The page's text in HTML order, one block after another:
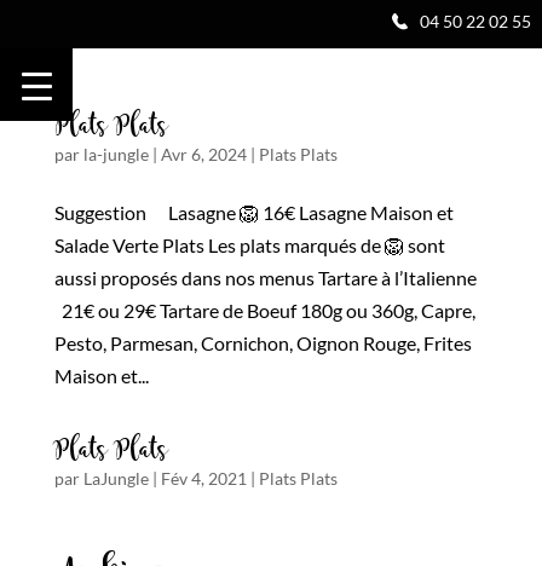
04 50 22 02 55
Plats Plats
par la-jungle| Avr 6, 2024| Plats Plats
Suggestion Lasagne 🦁 16€ Lasagne Maison et
Salade Verte Plats Les plats marqués de 🦁 sont
aussi proposés dans nos menus Tartare à l’Italienne
21€ ou 29€ Tartare de Boeuf 180g ou 360g, Capre,
Pesto, Parmesan, Cornichon, Oignon Rouge, Frites
Maison et...
Plats Plats
par LaJungle| Fév 4, 2021 | Plats Plats